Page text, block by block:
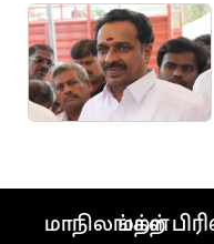
மாநிலங்கள்
மற்ற